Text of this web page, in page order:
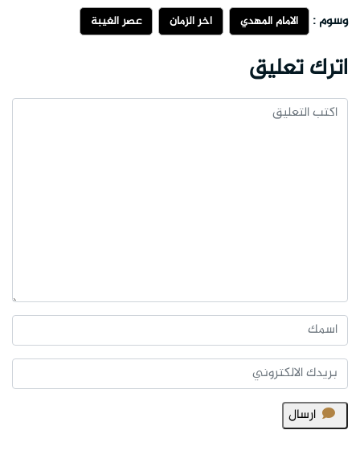
وسوم : الامام المهدي اخر الزمان عصر الغيبة
اترك تعليق
ارسال